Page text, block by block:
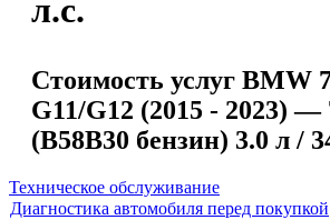
л.с.
Стоимость услуг BMW
G11/G12 (2015 - 2023) —
(B58B30 бензин) 3.0 л /
Техническое обслуживание
Диагностика автомобиля перед покупкой